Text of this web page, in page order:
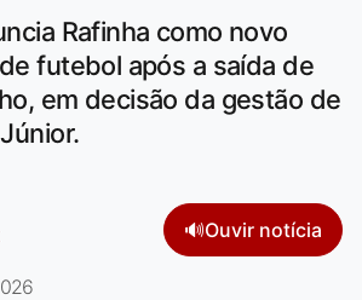
Rafinha como novo
futebol após a saída de
em decisão da gestão de
🔊Ouvir notícia